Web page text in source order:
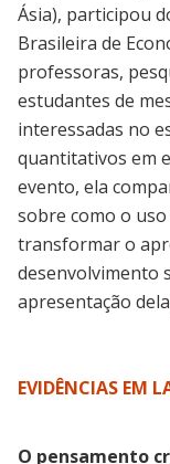
Ásia), participou
Brasileira de
professoras,
estudantes de
interessadas no
quantitativos em
evento, ela
sobre como o
transformar o
desenvolvimento
apresentação dela
EVIDÊNCIAS EM
O pensamento